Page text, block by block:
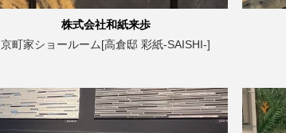
株式会社和紙来歩
京町家ショールーム[高倉邸 彩紙-SAISHI-]